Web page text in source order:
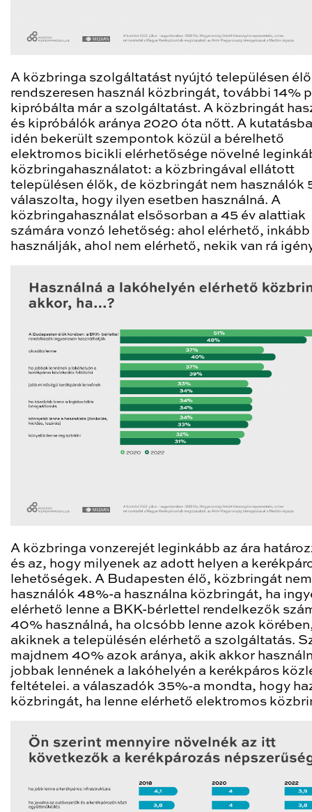
A közbringa szolgáltatást nyújtó településen
rendszeresen használ közbringát, további 14%
kipróbálta már a szolgáltatást. A közbringát
és kipróbálók aránya 2020 óta nőtt. A
idén bekerült szempontok közül a bérelhető
elektromos bicikli elérhetősége növelné
közbringahasználatot: a közbringával ellátott
településen élők, de közbringát nem használók
válaszolta, hogy ilyen esetben használná. A
közbringahasználat elsősorban a 45 év alattiak
számára vonzó lehetőség: ahol elérhető,
használják, ahol nem elérhető, nekik van rá
A közbringa vonzerejét leginkább az ára
és az, hogy milyenek az adott helyen a
lehetőségek. A Budapesten élő, közbringát nem
használók 48%-a használna közbringát, ha
elérhető lenne a BKK-bérlettel rendelkezők
40% használná, ha olcsóbb lenne azok
akiknek a településén elérhető a szolgáltatás.
majdnem 40% azok aránya, akik akkor
jobbak lennének a lakóhelyén a kerékpáros
feltételei. a válaszadók 35%-a mondta, hogy
közbringát, ha lenne elérhető elektromos